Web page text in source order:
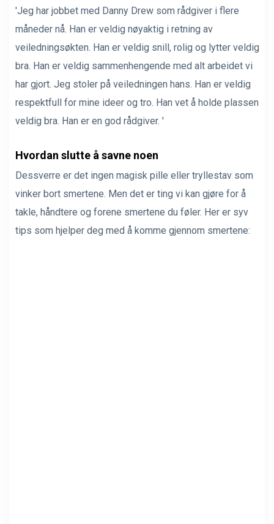
'Jeg har jobbet med Danny Drew som rådgiver i flere
måneder nå. Han er veldig nøyaktig i retning av
veiledningsøkten. Han er veldig snill, rolig og lytter veldig
bra. Han er veldig sammenhengende med alt arbeidet vi
har gjort. Jeg stoler på veiledningen hans. Han er veldig
respektfull for mine ideer og tro. Han vet å holde plassen
veldig bra. Han er en god rådgiver. '
Hvordan slutte å savne noen
Dessverre er det ingen magisk pille eller tryllestav som
vinker bort smertene. Men det er ting vi kan gjøre for å
takle, håndtere og forene smertene du føler. Her er syv
tips som hjelper deg med å komme gjennom smertene: